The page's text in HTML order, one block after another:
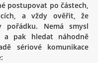
postupovat po částech,
a vždy ověřit, že
Nemá smysl
a pak hledat náhodně
sériové komunikace